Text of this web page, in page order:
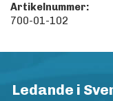
Artikelnummer:
700-01-102
Ledande i